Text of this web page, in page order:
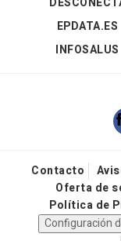
EPDATA.ES
INFOSALUS
Contacto
Oferta de
Política de
Configuración